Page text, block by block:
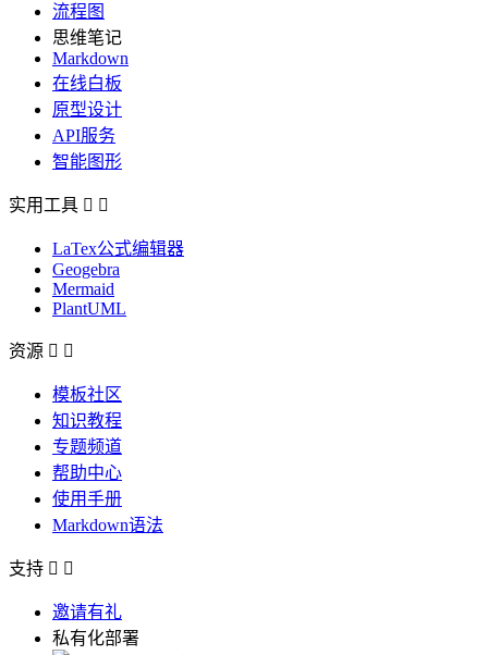
流程图
思维笔记
Markdown
在线白板
原型设计
API服务
智能图形
实用工具  
LaTex公式编辑器
Geogebra
Mermaid
PlantUML
资源  
模板社区
知识教程
专题频道
帮助中心
使用手册
Markdown语法
支持  
邀请有礼
私有化部署